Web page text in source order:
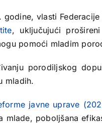
vlasti
, uključujući
pomoći mladim
porodiljskog
mladih.
javne uprave
mlade, poboljšana